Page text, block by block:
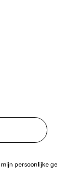
persoonlijke